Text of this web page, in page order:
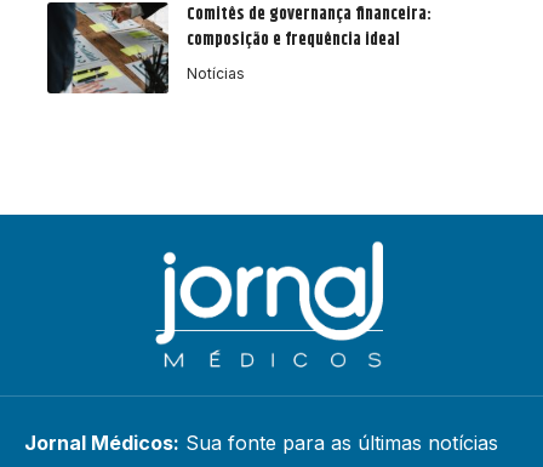
Comitês de governança financeira:
composição e frequência ideal
Notícias
Jornal Médicos: Sua fonte para as últimas notícias